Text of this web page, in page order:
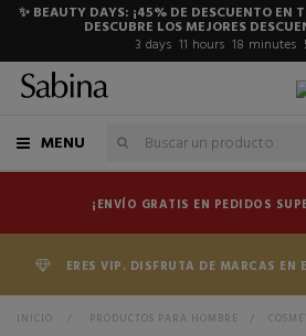
✨ BEAUTY DAYS: ¡45% DE DESCUENTO EN
DESCUBRE LOS MEJORES
3 days 11 hours 18 minutes
MENU
¡ENVÍO GRATIS EN PEDIDOS
ERES VIP. DISFRUTA DE MARCAS EN
INICIO > PRODUCTOS PARA HOMBRE >